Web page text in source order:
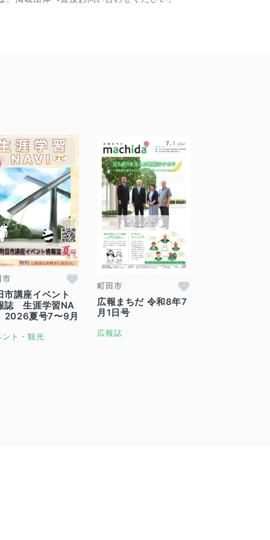
市
市講座イベント
誌 生涯学習NA
夏号7〜9月
ント・観光
町田市
広報まちだ 令和8年7
月1日号
広報誌